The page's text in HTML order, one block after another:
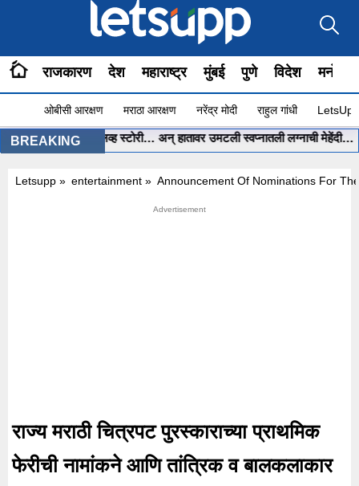
राजकारण देश महाराष्ट्र मुंबई पुणे विदेश
ओबीसी आरक्षण मराठा आरक्षण नरेंद्र मोदी राहुल गांधी
BREAKING
सांगितली लव्ह स्टोरी… अन् हातावर उमटली स्वप्नातली लग्नाची मेहेंदी… •
Letsupp » entertainment » Announcement Of Nominations For
राज्य मराठी चित्रपट पुरस्काराच्या प्राथमिक
फेरीची नामांकने आणि तांत्रिक व बालकलाकार